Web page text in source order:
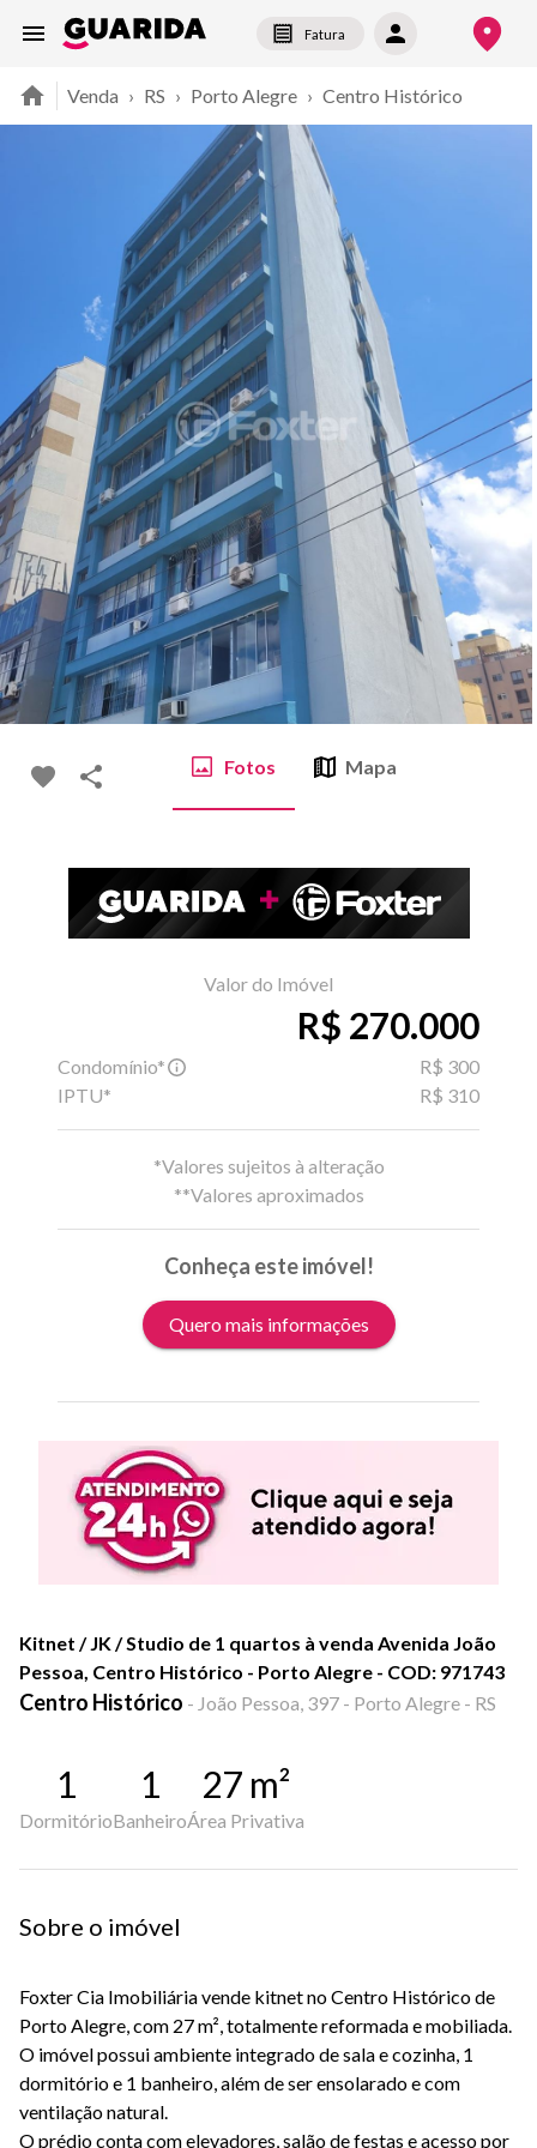
Fatura
Venda › RS › Porto Alegre › Centro Histórico
Fotos Mapa
Valor do Imóvel
R$ 270.000
Condomínio*
R$ 300
IPTU*
R$ 310
*Valores sujeitos à alteração
**Valores aproximados
Conheça este imóvel!
Quero mais informações
Kitnet / JK / Studio de 1 quartos à venda Avenida João
Pessoa, Centro Histórico - Porto Alegre - COD: 971743
Centro Histórico - João Pessoa, 397 - Porto Alegre - RS
1
Dormitório
1
Banheiro
27 m²
Área Privativa
Sobre o imóvel
Foxter Cia Imobiliária vende kitnet no Centro Histórico de
Porto Alegre, com 27 m², totalmente reformada e mobiliada.
O imóvel possui ambiente integrado de sala e cozinha, 1
dormitório e 1 banheiro, além de ser ensolarado e com
ventilação natural.
O prédio conta com elevadores, salão de festas e acesso por